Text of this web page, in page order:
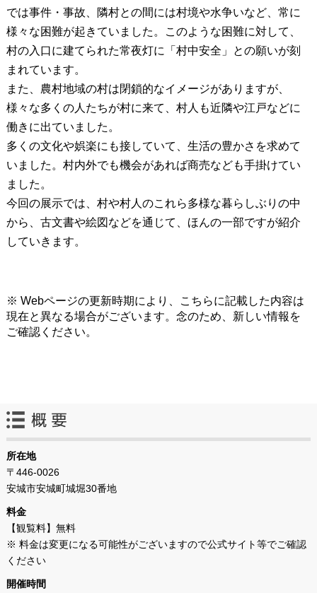
では事件・事故、隣村との間には村境や水争いなど、常に
様々な困難が起きていました。このような困難に対して、
村の入口に建てられた常夜灯に「村中安全」との願いが刻
まれています。
また、農村地域の村は閉鎖的なイメージがありますが、
様々な多くの人たちが村に来て、村人も近隣や江戸などに
働きに出ていました。
多くの文化や娯楽にも接していて、生活の豊かさを求めて
いました。村内外でも機会があれば商売なども手掛けてい
ました。
今回の展示では、村や村人のこれら多様な暮らしぶりの中
から、古文書や絵図などを通じて、ほんの一部ですが紹介
していきます。
※ Webページの更新時期により、こちらに記載した内容は
現在と異なる場合がございます。念のため、新しい情報を
ご確認ください。
所在地
〒446-0026
安城市安城町城堀30番地
料金
【観覧料】無料
※ 料金は変更になる可能性がございますので公式サイト等でご確認
ください
開催時間